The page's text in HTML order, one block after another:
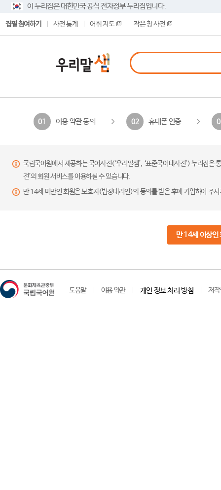
이 누리집은 대한민국 공식 전자정부 누리집입니다.
집필 참여하기 사전 통계 어휘 지도 작은 창 사전
01 이용 약관 동의 02 휴대폰 인증
국립국어원에서 제공하는 국어사전(‘우리말샘’, ‘표준국어대사전’) 누리집
전’의 회원 서비스를 이용하실 수 있습니다.
만 14세 미만인 회원은 보호자(법정대리인)의 동의를 받은 후에 가입하여 주
만 14세 이상인
도움말 이용 약관 개인 정보 처리 방침 저